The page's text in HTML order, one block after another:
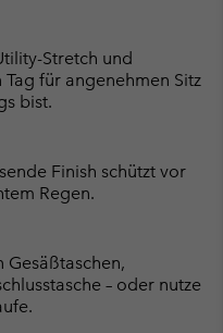
Stretch und
für angenehmen Sitz
bist.
Finish schützt vor
Regen.
Gesäßtaschen,
– oder nutze